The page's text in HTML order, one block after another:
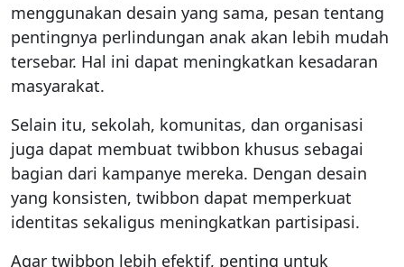
menggunakan desain yang sama, pesan tentang
pentingnya perlindungan anak akan lebih mudah
tersebar. Hal ini dapat meningkatkan kesadaran
masyarakat.
Selain itu, sekolah, komunitas, dan organisasi
juga dapat membuat twibbon khusus sebagai
bagian dari kampanye mereka. Dengan desain
yang konsisten, twibbon dapat memperkuat
identitas sekaligus meningkatkan partisipasi.
Agar twibbon lebih efektif, penting untuk